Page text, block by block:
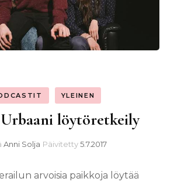
YLEINEN
löytöretkeily
Anni Solja Päivitetty5.7.2017
arvoisia paikkoja löytää